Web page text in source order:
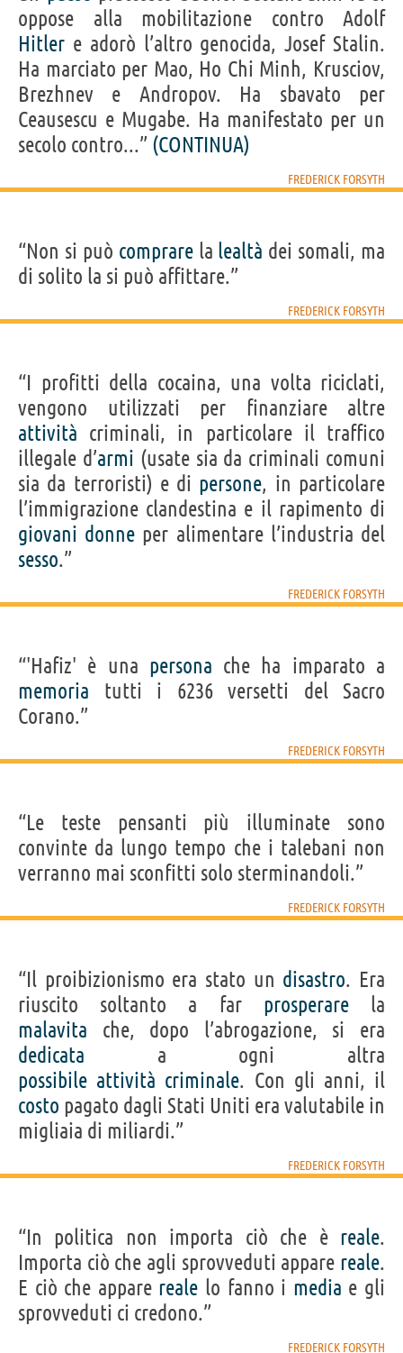
oppose alla mobilitazione contro Adolf
Hitler e adorò l’altro genocida, Josef Stalin.
Ha marciato per Mao, Ho Chi Minh, Krusciov,
Brezhnev e Andropov. Ha sbavato per
Ceausescu e Mugabe. Ha manifestato per un
secolo contro...” (CONTINUA)
FREDERICK FORSYTH
“Non si può comprarela lealtà dei somali, ma
di solito la si può affittare.”
FREDERICK FORSYTH
“I profitti della cocaina, una volta riciclati,
vengono utilizzati per finanziare altre
attività criminali, in particolare il traffico
illegale d’armi (usate sia da criminali comuni
sia da terroristi) e di persone, in particolare
l’immigrazione clandestina e il rapimento di
giovani donne per alimentare l’industria del
sesso.”
FREDERICK FORSYTH
“'Hafiz' è una persona che ha imparato a
memoria tutti i 6236 versetti del Sacro
Corano.”
FREDERICK FORSYTH
“Le teste pensanti più illuminate sono
convinte da lungo tempo che i talebani non
verranno mai sconfitti solo sterminandoli.”
FREDERICK FORSYTH
“Il proibizionismo era stato un disastro. Era
riuscito soltanto a far prosperarela
malavita che, dopo l’abrogazione, si era
dedicata a ogni altra
possibile attività criminale. Con gli anni, il
costo pagato dagli Stati Uniti era valutabile in
migliaia di miliardi.”
FREDERICK FORSYTH
“In politica non importa ciò che è reale.
Importa ciò che agli sprovveduti appare reale.
E ciò che appare reale lo fanno i media e gli
sprovveduti ci credono.”
FREDERICK FORSYTH